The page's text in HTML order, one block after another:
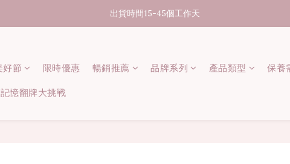
07/31-08/08 煥新盛夏 | 夏日美好節
出貨時間15-45個工作天
07/31-08/08 煥新盛夏 | 夏日美好節
好節 限時優惠 暢銷推薦 品牌系列 產品類型 保養
憶翻牌大挑戰